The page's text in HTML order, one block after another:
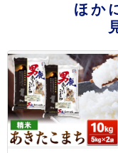
ほか